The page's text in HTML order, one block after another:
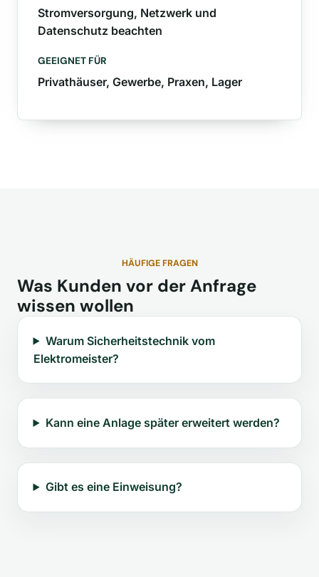
Stromversorgung, Netzwerk und
Datenschutz beachten
GEEIGNET FÜR
Privathäuser, Gewerbe, Praxen, Lager
HÄUFIGE FRAGEN
Was Kunden vor der Anfrage
wissen wollen
Warum Sicherheitstechnik vom
Elektromeister?
Kann eine Anlage später erweitert werden?
Gibt es eine Einweisung?